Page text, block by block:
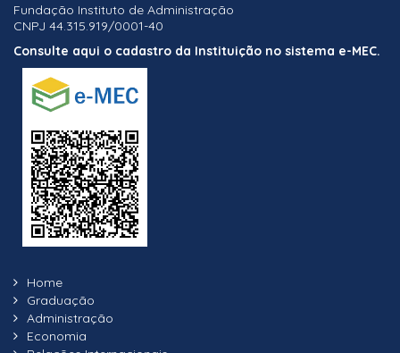
Fundação Instituto de Administração
CNPJ 44.315.919/0001-40
Consulte aqui o cadastro da Instituição no sistema e-MEC.
Home
Graduação
Administração
Economia